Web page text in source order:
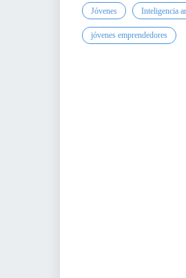
VENTAS Y MERCADOS
SECTOR
Para
Área
Para
Jóvenes Inteligencia
jóvenes emprendedores